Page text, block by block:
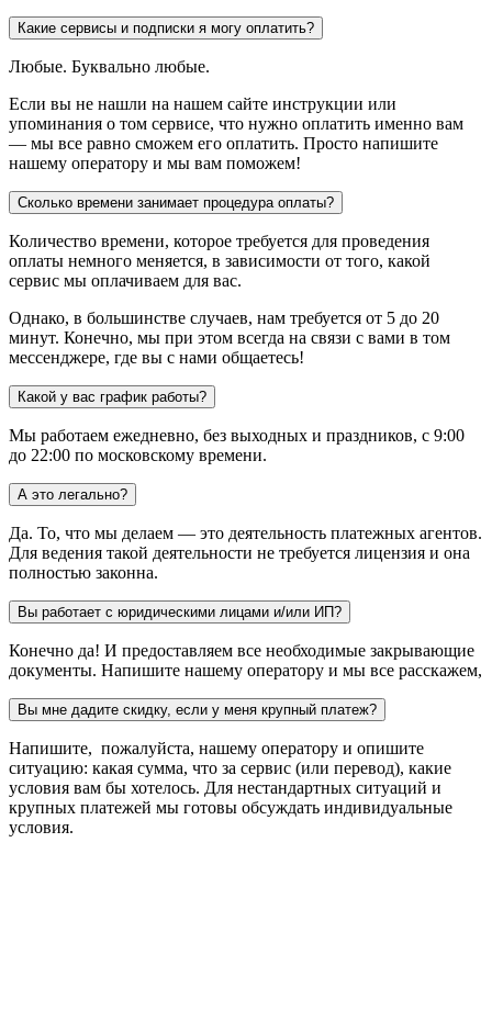
Какие сервисы и подписки я могу оплатить?
Любые. Буквально любые.
Если вы не нашли на нашем сайте инструкции или
упоминания о том сервисе, что нужно оплатить именно вам
— мы все равно сможем его оплатить. Просто напишите
нашему оператору и мы вам поможем!
Сколько времени занимает процедура оплаты?
Количество времени, которое требуется для проведения
оплаты немного меняется, в зависимости от того, какой
сервис мы оплачиваем для вас.
Однако, в большинстве случаев, нам требуется от 5 до 20
минут. Конечно, мы при этом всегда на связи с вами в том
мессенджере, где вы с нами общаетесь!
Какой у вас график работы?
Мы работаем ежедневно, без выходных и праздников, с 9:00
до 22:00 по московскому времени.
А это легально?
Да. То, что мы делаем — это деятельность платежных агентов.
Для ведения такой деятельности не требуется лицензия и она
полностью законна.
Вы работает с юридическими лицами и/или ИП?
Конечно да! И предоставляем все необходимые закрывающие
документы. Напишите нашему оператору и мы все расскажем,
Вы мне дадите скидку, если у меня крупный платеж?
Напишите, пожалуйста, нашему оператору и опишите
ситуацию: какая сумма, что за сервис (или перевод), какие
условия вам бы хотелось. Для нестандартных ситуаций и
крупных платежей мы готовы обсуждать индивидуальные
условия.